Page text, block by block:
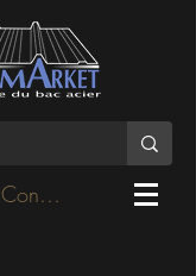
Connexion